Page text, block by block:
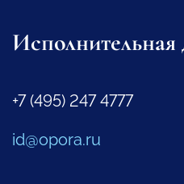
Исполнительная
+7 (495) 247 4777
id@opora.ru